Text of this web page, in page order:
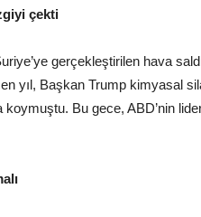
çekti
gerçekleştirilen hava
yıl, Başkan Trump kimyasal
koymuştu. Bu gece, ABD’nin